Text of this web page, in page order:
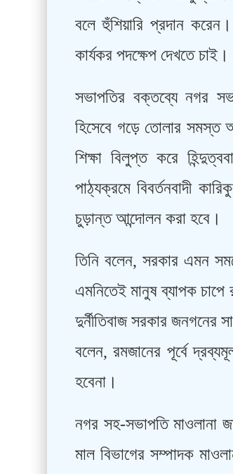
বলে হুঁশিয়ারি প্রদান
কার্যকর পদক্ষেপ দেখতে চাই।
সভাপতির বক্তব্যে নগর
হিসেবে গড়ে তোলার সমস্ত
শিক্ষা বিলুপ্ত করে
পাঠ্যক্রমে বিবর্তনবাদী
চুড়ান্ত আন্দোলন করা হবে।
তিনি বলেন, সরকার এমন
এমনিতেই মানুষ ব্যাপক
দুর্নীতিবাজ সরকার জনগনের
বলেন, রমজানের পূর্বে
হবেনা।
নগর সহ-সভাপতি মাওলানা
মাল বিভাগের সম্পাদক